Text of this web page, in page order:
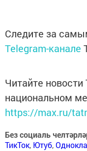
Следите за
Telegram-канале
Читайте новости
национальном
https://max.ru/
Без социаль
ТикТок, Ютуб,